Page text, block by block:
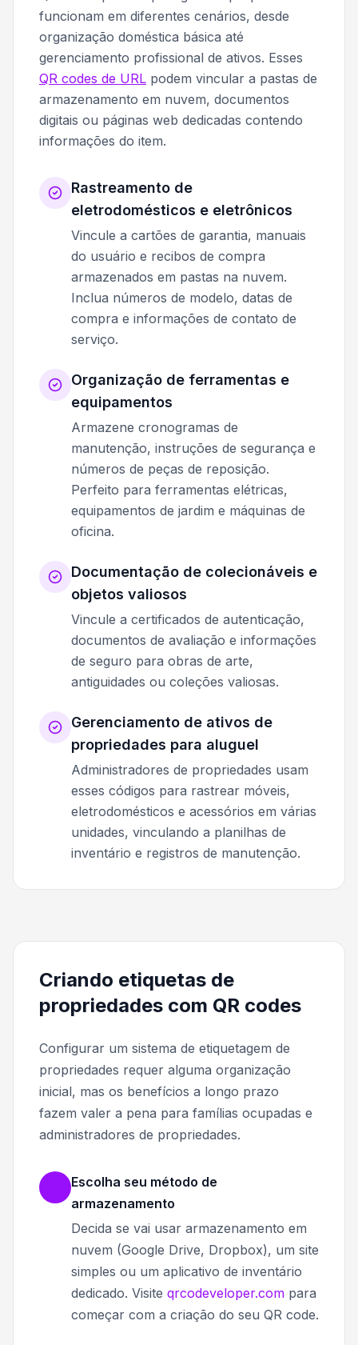
funcionam em diferentes cenários, desde
organização doméstica básica até
gerenciamento profissional de ativos. Esses
QR codes de URL podem vincular a pastas de
armazenamento em nuvem, documentos
digitais ou páginas web dedicadas contendo
informações do item.
Rastreamento de
eletrodomésticos e eletrônicos
Vincule a cartões de garantia, manuais
do usuário e recibos de compra
armazenados em pastas na nuvem.
Inclua números de modelo, datas de
compra e informações de contato de
serviço.
Organização de ferramentas e
equipamentos
Armazene cronogramas de
manutenção, instruções de segurança e
números de peças de reposição.
Perfeito para ferramentas elétricas,
equipamentos de jardim e máquinas de
oficina.
Documentação de colecionáveis e
objetos valiosos
Vincule a certificados de autenticação,
documentos de avaliação e informações
de seguro para obras de arte,
antiguidades ou coleções valiosas.
Gerenciamento de ativos de
propriedades para aluguel
Administradores de propriedades usam
esses códigos para rastrear móveis,
eletrodomésticos e acessórios em várias
unidades, vinculando a planilhas de
inventário e registros de manutenção.
Criando etiquetas de
propriedades com QR codes
Configurar um sistema de etiquetagem de
propriedades requer alguma organização
inicial, mas os benefícios a longo prazo
fazem valer a pena para famílias ocupadas e
administradores de propriedades.
Escolha seu método de
armazenamento
Decida se vai usar armazenamento em
nuvem (Google Drive, Dropbox), um site
simples ou um aplicativo de inventário
dedicado. Visite qrcodeveloper.com para
começar com a criação do seu QR code.